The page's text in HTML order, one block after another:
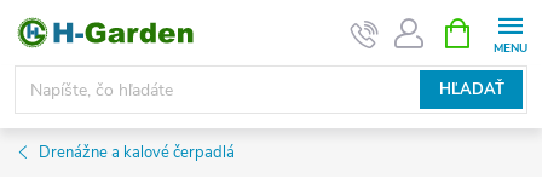
Prejsť
obsah
HĽADAŤ
KOŠÍK
Drenážne a kalové čerpadlá